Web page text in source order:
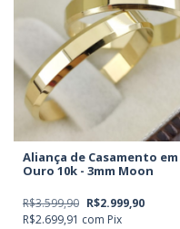
Aliança de Casamento em
Ouro 10k - 3mm Moon
R$3.599,90 R$2.999,90
R$2.699,91 com Pix